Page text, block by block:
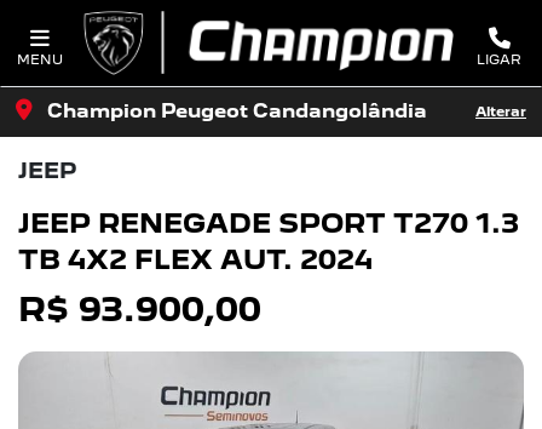
MENU LIGAR
Champion Peugeot Candangolândia Alterar
JEEP
JEEP RENEGADE SPORT T270 1.3
TB 4X2 FLEX AUT. 2024
R$ 93.900,00